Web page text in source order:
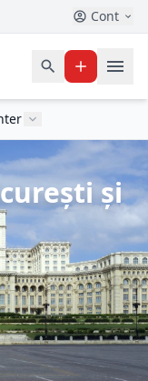
Cont
și